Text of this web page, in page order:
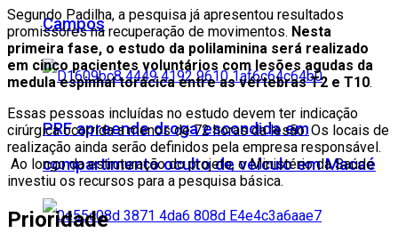
Campos
PRF apreende droga escondida em
compartimento oculto de veículo em Macaé
Segundo Padilha, a pesquisa já apresentou resultados
promissores na recuperação de movimentos. Nesta
primeira fase, o estudo da polilaminina será realizado
em cinco pacientes voluntários com lesões agudas da
medula espinhal torácica entre as vértebras T2 e T10.
Essas pessoas incluídas no estudo devem ter indicação
cirúrgica ocorrida a menos de 72 horas da lesão. Os locais de
realização ainda serão definidos pela empresa responsável.
Ao longo da estruturação do projeto, o Ministério da Saúde
investiu os recursos para a pesquisa básica.
Prioridade